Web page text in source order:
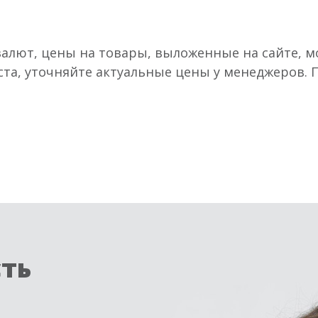
цены на товары, выложенные на сайте,
уточняйте актуальные цены у